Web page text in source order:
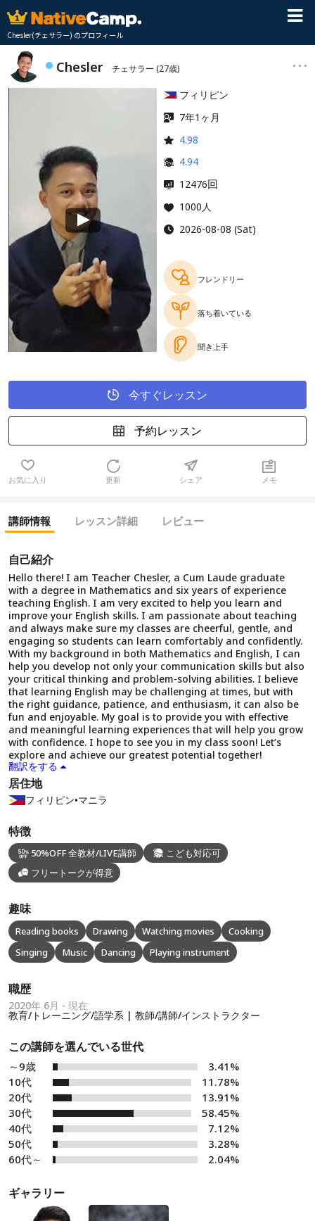
Chesler(チェサラー) のプロフィール
Chesler チェサラー (27歳)
フィリピン
7年1ヶ月
4.98
4.94
12476回
1000人
2026-08-08 (Sat)
フレンドリー
落ち着いている
聞き上手
今すぐレッスン
予約レッスン
お気に入り 更新 シェア メモ
講師情報 レッスン詳細 レビュー
自己紹介
Hello there! I am Teacher Chesler, a Cum Laude graduate
with a degree in Mathematics and six years of experience
teaching English. I am very excited to help you learn and
improve your English skills. I am passionate about teaching
and always make sure my classes are cheerful, gentle, and
engaging so students can learn comfortably and confidently.
With my background in both Mathematics and English, I can
help you develop not only your communication skills but also
your critical thinking and problem-solving abilities. I believe
that learning English may be challenging at times, but with
the right guidance, patience, and enthusiasm, it can also be
fun and enjoyable. My goal is to provide you with effective
and meaningful learning experiences that will help you grow
with confidence. I hope to see you in my class soon! Let’s
explore and achieve our greatest potential together!
翻訳をする
居住地
フィリピン•マニラ
特徴
50%OFF 全教材/LIVE講師
こども対応可
フリートークが得意
趣味
Reading books Drawing Watching movies
Cooking
Singing
Music Dancing Playing instrument
職歴
2020年 6月 - 現在
教育/トレーニング/語学系 | 教師/講師/インストラクター
この講師を選んでいる世代
～9歳
3.41%
10代
11.78%
20代
13.91%
30代
58.45%
40代
7.12%
50代
3.28%
60代～
2.04%
ギャラリー